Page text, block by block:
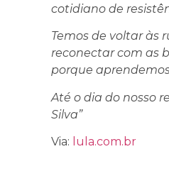
cotidiano de
Temos de voltar às
reconectar com as
porque
Até o dia do nosso
Silva”
Via: lula.com.br